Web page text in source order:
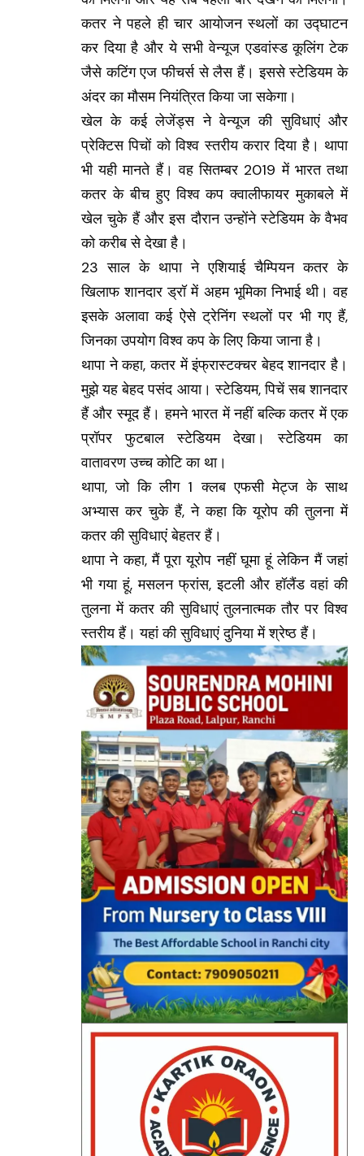
कतर ने पहले ही चार आयोजन स्थलों का उद्घाटन
कर दिया है और ये सभी वेन्यूज एडवांस्ड कूलिंग टेक
जैसे कटिंग एज फीचर्स से लैस हैं। इससे स्टेडियम के
अंदर का मौसम नियंत्रित किया जा सकेगा।
खेल के कई लेजेंड्स ने वेन्यूज की सुविधाएं और
प्रेक्टिस पिचों को विश्व स्तरीय करार दिया है। थापा
भी यही मानते हैं। वह सितम्बर 2019 में भारत तथा
कतर के बीच हुए विश्व कप क्वालीफायर मुकाबले में
खेल चुके हैं और इस दौरान उन्होंने स्टेडियम के वैभव
को करीब से देखा है।
23 साल के थापा ने एशियाई चैम्पियन कतर के
खिलाफ शानदार ड्रॉ में अहम भूमिका निभाई थी। वह
इसके अलावा कई ऐसे ट्रेनिंग स्थलों पर भी गए हैं,
जिनका उपयोग विश्व कप के लिए किया जाना है।
थापा ने कहा, कतर में इंफ्रास्टक्चर बेहद शानदार है।
मुझे यह बेहद पसंद आया। स्टेडियम, पिचें सब शानदार
हैं और स्मूद हैं। हमने भारत में नहीं बल्कि कतर में एक
प्रॉपर फुटबाल स्टेडियम देखा। स्टेडियम का
वातावरण उच्च कोटि का था।
थापा, जो कि लीग 1 क्लब एफसी मेट्ज के साथ
अभ्यास कर चुके हैं, ने कहा कि यूरोप की तुलना में
कतर की सुविधाएं बेहतर हैं।
थापा ने कहा, मैं पूरा यूरोप नहीं घूमा हूं लेकिन मैं जहां
भी गया हूं, मसलन फ्रांस, इटली और हॉलैंड वहां की
तुलना में कतर की सुविधाएं तुलनात्मक तौर पर विश्व
स्तरीय हैं। यहां की सुविधाएं दुनिया में श्रेष्ठ हैं।